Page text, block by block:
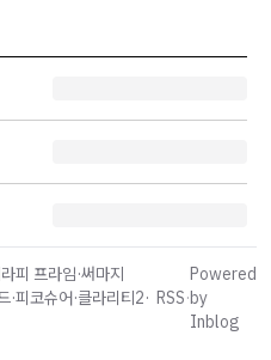
피 프라임·써마지
·피코슈어·클라리티2· RSS·
Powered
by
Inblog